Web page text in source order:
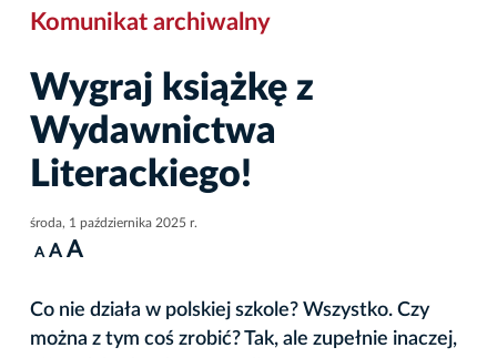
Komunikat archiwalny
Wygraj książkę z
Wydawnictwa
Literackiego!
środa, 1 października 2025 r.
A A A
Co nie działa w polskiej szkole? Wszystko. Czy
można z tym coś zrobić? Tak, ale zupełnie inaczej,